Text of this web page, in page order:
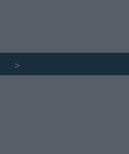
>